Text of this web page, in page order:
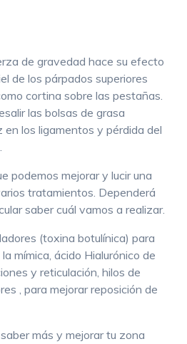
de gravedad hace su efecto
de los párpados superiores
cortina sobre las pestañas.
las bolsas de grasa
en los ligamentos y pérdida del
podemos mejorar y lucir una
tratamientos. Dependerá
saber cuál vamos a realizar.
(toxina botulínica) para
mímica, ácido Hialurónico de
y reticulación, hilos de
, para mejorar reposición de
más y mejorar tu zona